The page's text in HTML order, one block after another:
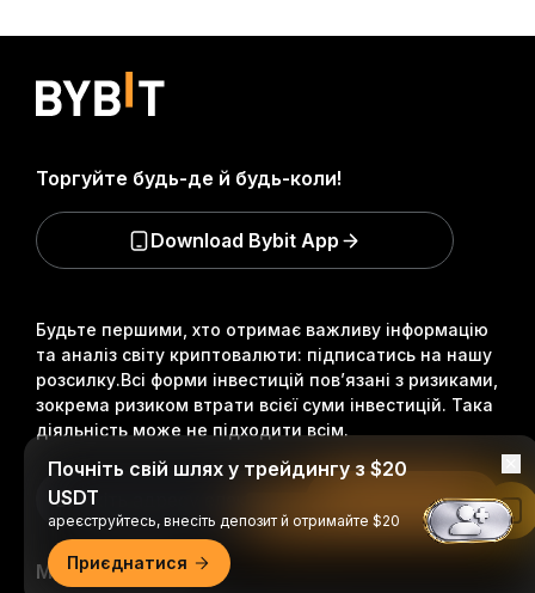
Будьте першими, хто отримає важливу інформацію
та аналіз світу криптовалюти: підписатись на нашу
розсилку.Всі форми інвестицій пов’язані з ризиками,
зокрема ризиком втрати всієї суми інвестицій. Така
діяльність може не підходити всім.
Підписатися
Ми в соцмережах
Торгуйте будь-де й будь-коли!
Download Bybit App
Почніть свій шлях у трейдингу з $20
USDT
ареєструйтесь, внесіть депозит й отримайте $20
Приєднатися
Читати в застосунку Bybit